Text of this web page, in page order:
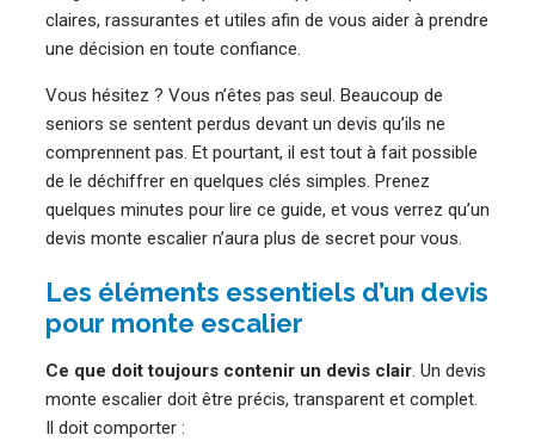
claires, rassurantes et utiles afin de vous aider à prendre
une décision en toute confiance.
Vous hésitez ? Vous n’êtes pas seul. Beaucoup de
seniors se sentent perdus devant un devis qu’ils ne
comprennent pas. Et pourtant, il est tout à fait possible
de le déchiffrer en quelques clés simples. Prenez
quelques minutes pour lire ce guide, et vous verrez qu’un
devis monte escalier n’aura plus de secret pour vous.
Les éléments essentiels d’un devis
pour monte escalier
Ce que doit toujours contenir un devis clair. Un devis
monte escalier doit être précis, transparent et complet.
Il doit comporter :